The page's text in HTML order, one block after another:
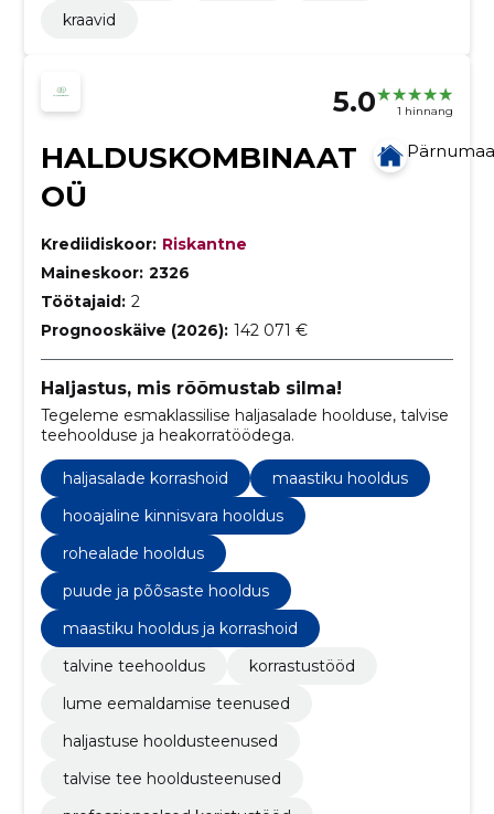
kraavid
5.0 1 hinnang
HALDUSKOMBINAAT
OÜ
Krediidiskoor: Riskantne
Maineskoor: 2326
Töötajaid: 2
Prognooskäive (2026): 142 071 €
Haljastus, mis rõõmustab silma!
Tegeleme esmaklassilise haljasalade hoolduse, talvise
teehoolduse ja heakorratöödega.
haljasalade korrashoid
maastiku hooldus
hooajaline kinnisvara hooldus
rohealade hooldus
puude ja põõsaste hooldus
maastiku hooldus ja korrashoid
talvine teehooldus
korrastustööd
lume eemaldamise teenused
haljastuse hooldusteenused
talvise tee hooldusteenused